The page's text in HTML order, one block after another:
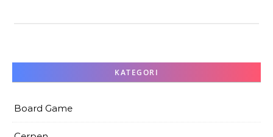
KATEGORI
Board Game